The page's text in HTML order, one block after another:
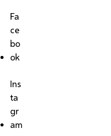
Fa
ce
bo
ok
Ins
ta
gr
am